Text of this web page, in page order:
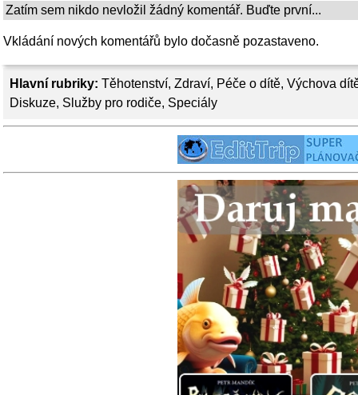
Hlavní rubriky: Těhotenství, Zdraví, Péče o dítě, Výchova
Diskuze, Služby pro rodiče, Speciály
Zatím sem nikdo nevložil žádný komentář. Buďte první...
Vkládání nových komentářů bylo dočasně pozastaveno.